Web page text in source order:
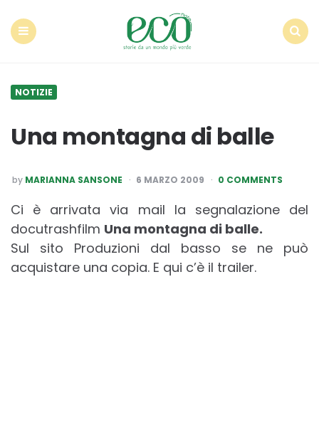
NOTIZIE
Una montagna di balle
POSTED
BY
by MARIANNA SANSONE 6 MARZO 2009 0 COMMENTS
Ci è arrivata via mail la segnalazione del
docutrashfilm Una montagna di balle.
Sul sito Produzioni dal basso se ne può
acquistare una copia. E qui c’è il trailer.